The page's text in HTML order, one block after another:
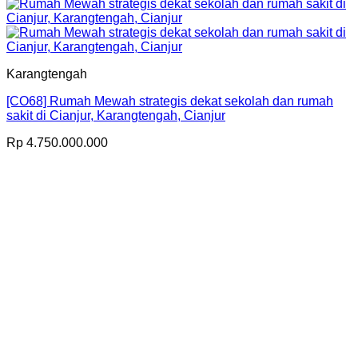
Karangtengah
[CO68] Rumah Mewah strategis dekat sekolah dan rumah
sakit di Cianjur, Karangtengah, Cianjur
Rp 4.750.000.000